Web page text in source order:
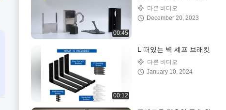
00:45
단 굽기 잎 금속 스탬핑
부품
다른 비디오
December 20, 2023
00:12
L 떠있는 벽 셰프 브래킷
다른 비디오
January 10, 2024